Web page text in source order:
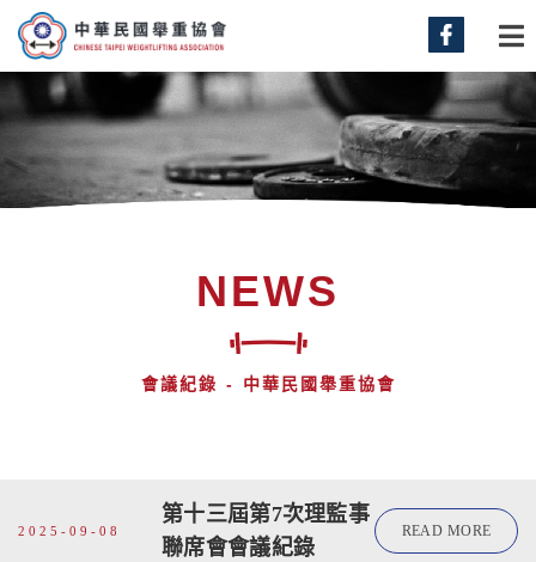
NEWS
會議紀錄 - 中華民國舉重協會
2025-09-08
第十三屆第7次理監事
聯席會會議紀錄
READ MORE